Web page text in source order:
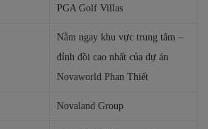
PGA Golf Villas
Nằm ngay khu vực trung tâm –
đỉnh đồi cao nhất của dự án
Novaworld Phan Thiết
Novaland Group